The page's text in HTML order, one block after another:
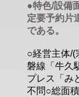
●特色/設備
定要予約片
である。
○経営主体/(
磐線「牛久
プレス「み
不問○総面